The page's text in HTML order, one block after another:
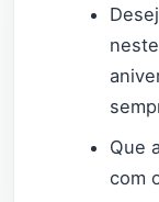
Que
com